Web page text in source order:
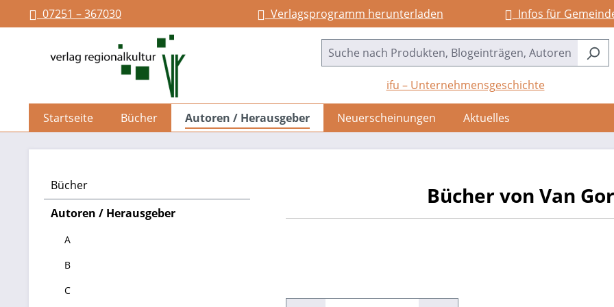
Zur Hauptnavigation springen
07251 – 367030 Verlagsprogramm herunterladen Infos für
ifu – Unternehmensgeschichte
Startseite Bücher Autoren / Herausgeber Neuerscheinungen Aktuelles
Bücher
Autoren / Herausgeber
A
B
C
Bücher von Van